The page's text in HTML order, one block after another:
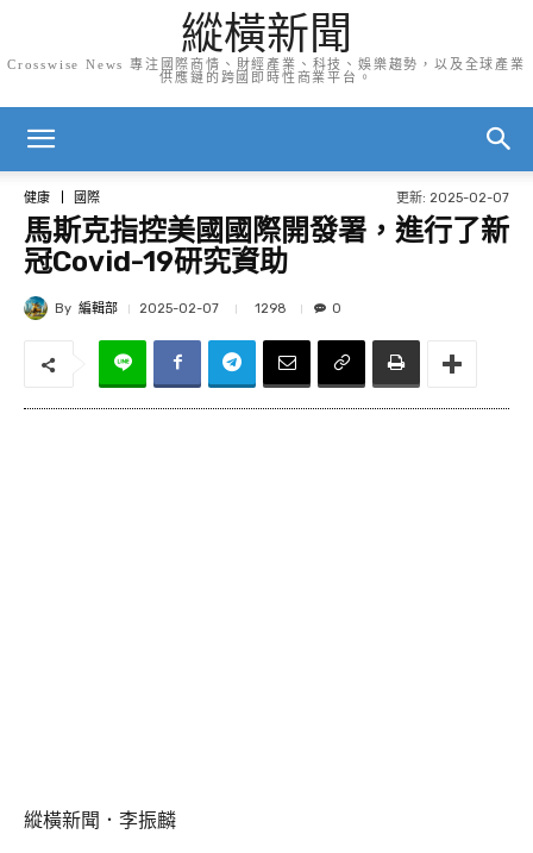
縱橫新聞
Crosswise News 專注國際商情、財經產業、科技、娛樂趨勢，以及全球產業
供應鏈的跨國即時性商業平台。
健康 國際 更新: 2025-02-07
馬斯克指控美國國際開發署，進行了新
冠Covid-19研究資助
By 編輯部 2025-02-07 1298 0
縱橫新聞．李振麟